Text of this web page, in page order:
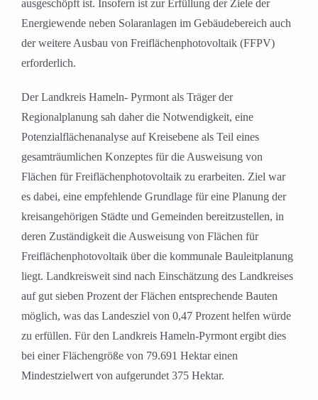
ausgeschöpft ist. Insofern ist zur Erfüllung der Ziele der
Energiewende neben Solaranlagen im Gebäudebereich auch
der weitere Ausbau von Freiflächenphotovoltaik (FFPV)
erforderlich.
Der Landkreis Hameln- Pyrmont als Träger der
Regionalplanung sah daher die Notwendigkeit, eine
Potenzialflächenanalyse auf Kreisebene als Teil eines
gesamträumlichen Konzeptes für die Ausweisung von
Flächen für Freiflächenphotovoltaik zu erarbeiten. Ziel war
es dabei, eine empfehlende Grundlage für eine Planung der
kreisangehörigen Städte und Gemeinden bereitzustellen, in
deren Zuständigkeit die Ausweisung von Flächen für
Freiflächenphotovoltaik über die kommunale Bauleitplanung
liegt. Landkreisweit sind nach Einschätzung des Landkreises
auf gut sieben Prozent der Flächen entsprechende Bauten
möglich, was das Landesziel von 0,47 Prozent helfen würde
zu erfüllen. Für den Landkreis Hameln-Pyrmont ergibt dies
bei einer Flächengröße von 79.691 Hektar einen
Mindestzielwert von aufgerundet 375 Hektar.